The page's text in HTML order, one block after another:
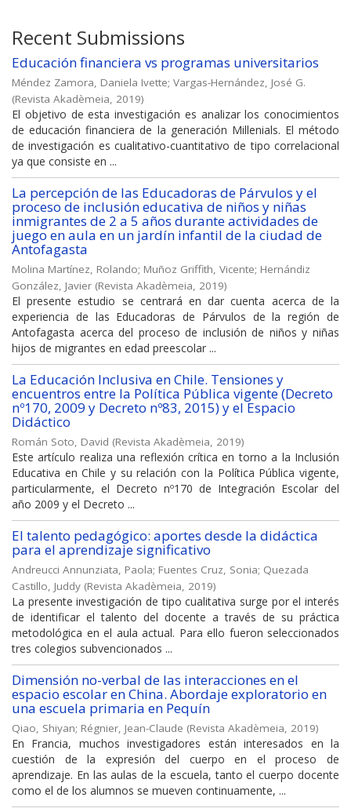
Recent Submissions
Educación financiera vs programas universitarios
Méndez Zamora, Daniela Ivette; Vargas-Hernández, José G.
(Revista Akadèmeia, 2019)
El objetivo de esta investigación es analizar los conocimientos
de educación financiera de la generación Millenials. El método
de investigación es cualitativo-cuantitativo de tipo correlacional
ya que consiste en ...
La percepción de las Educadoras de Párvulos y el
proceso de inclusión educativa de niños y niñas
inmigrantes de 2 a 5 años durante actividades de
juego en aula en un jardín infantil de la ciudad de
Antofagasta
Molina Martínez, Rolando; Muñoz Griffith, Vicente; Hernándiz
González, Javier (Revista Akadèmeia, 2019)
El presente estudio se centrará en dar cuenta acerca de la
experiencia de las Educadoras de Párvulos de la región de
Antofagasta acerca del proceso de inclusión de niños y niñas
hijos de migrantes en edad preescolar ...
La Educación Inclusiva en Chile. Tensiones y
encuentros entre la Política Pública vigente (Decreto
nº170, 2009 y Decreto nº83, 2015) y el Espacio
Didáctico
Román Soto, David (Revista Akadèmeia, 2019)
Este artículo realiza una reflexión crítica en torno a la Inclusión
Educativa en Chile y su relación con la Política Pública vigente,
particularmente, el Decreto nº170 de Integración Escolar del
año 2009 y el Decreto ...
El talento pedagógico: aportes desde la didáctica
para el aprendizaje significativo
Andreucci Annunziata, Paola; Fuentes Cruz, Sonia; Quezada
Castillo, Juddy (Revista Akadèmeia, 2019)
La presente investigación de tipo cualitativa surge por el interés
de identificar el talento del docente a través de su práctica
metodológica en el aula actual. Para ello fueron seleccionados
tres colegios subvencionados ...
Dimensión no-verbal de las interacciones en el
espacio escolar en China. Abordaje exploratorio en
una escuela primaria en Pequín
Qiao, Shiyan; Régnier, Jean-Claude (Revista Akadèmeia, 2019)
En Francia, muchos investigadores están interesados en la
cuestión de la expresión del cuerpo en el proceso de
aprendizaje. En las aulas de la escuela, tanto el cuerpo docente
como el de los alumnos se mueven continuamente, ...